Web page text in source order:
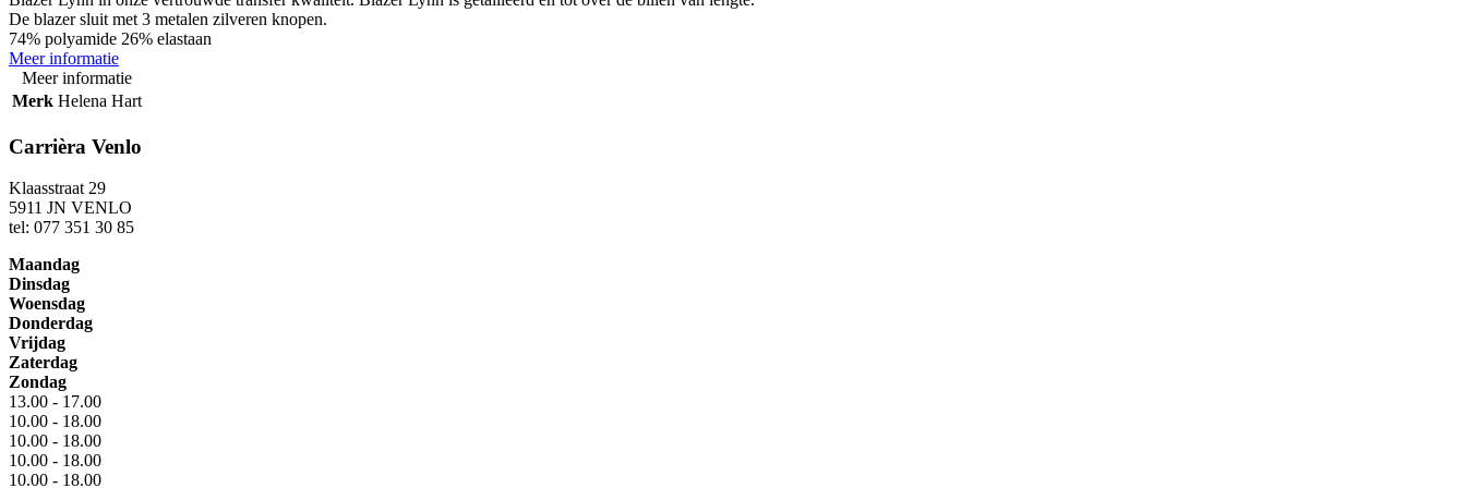
De blazer sluit met 3 metalen zilveren knopen.
74% polyamide 26% elastaan
Meer informatie
Meer informatie
Merk Helena Hart
Carrièra Venlo
Klaasstraat 29
5911 JN VENLO
tel: 077 351 30 85
Maandag
Dinsdag
Woensdag
Donderdag
Vrijdag
Zaterdag
Zondag
13.00 - 17.00
10.00 - 18.00
10.00 - 18.00
10.00 - 18.00
10.00 - 18.00